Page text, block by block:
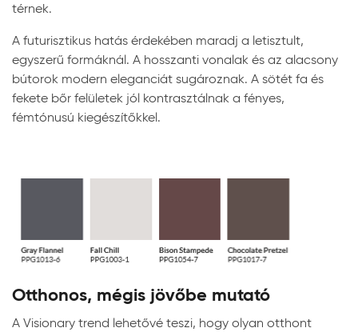
térnek.
A futurisztikus hatás érdekében maradj a letisztult,
egyszerű formáknál. A hosszanti vonalak és az alacsony
bútorok modern eleganciát sugároznak. A sötét fa és
fekete bőr felületek jól kontrasztálnak a fényes,
fémtónusú kiegészítőkkel.
Otthonos, mégis jövőbe mutató
A Visionary trend lehetővé teszi, hogy olyan otthont